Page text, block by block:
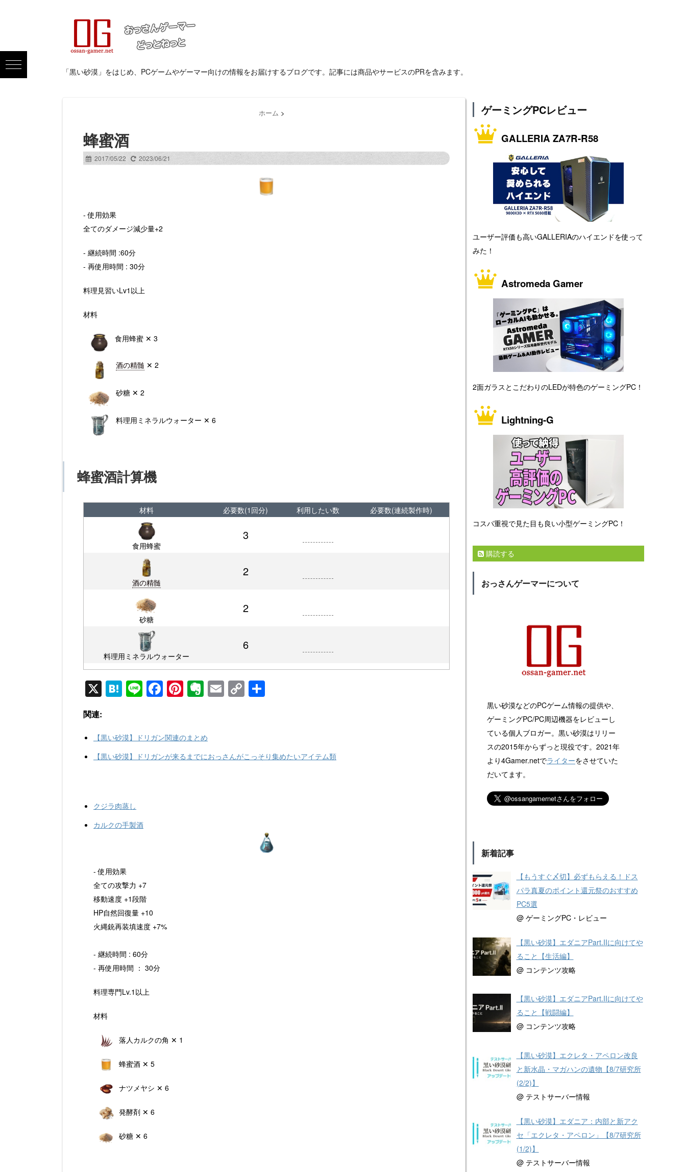
「黒い砂漠」をはじめ、PCゲームやゲーマー向けの情報をお届けするブログです。記事には商品やサービスのPRを含みます。
ホーム >
蜂蜜酒
2017/05/22 2023/06/21
- 使用効果
全てのダメージ減少量+2
- 継続時間 :60分
- 再使用時間 : 30分
料理見習いLv1以上
材料
食用蜂蜜 ✕ 3
酒の精髄 ✕ 2
砂糖 ✕ 2
料理用ミネラルウォーター ✕ 6
蜂蜜酒計算機
材料 必要数(1回分) 利用したい数 必要数(連続製作時)
食用蜂蜜
3
酒の精髄
2
砂糖
2
料理用ミネラルウォーター
6
X H
at
n
a
Li
n
F
a
e
b
Pi
nt
e
st
E
v
n
ot
E
m
C
o
Li
関連:
【黒い砂漠】ドリガン関連のまとめ
【黒い砂漠】ドリガンが来るまでにおっさんがこっそり集めたいアイテム類
クジラ肉蒸し
カルクの手製酒
- 使用効果
全ての攻撃力 +7
移動速度 +1段階
HP自然回復量 +10
火縄銃再装填速度 +7%
- 継続時間 : 60分
- 再使用時間 ： 30分
料理専門Lv.1以上
材料
落人カルクの角 ✕ 1
蜂蜜酒 ✕ 5
ナツメヤシ ✕ 6
発酵剤 ✕ 6
砂糖 ✕ 6
ゲーミングPCレビュー
GALLERIA ZA7R-R58
ユーザー評価も高いGALLERIAのハイエンドを使って
みた！
Astromeda Gamer
2面ガラスとこだわりのLEDが特色のゲーミングPC！
Lightning-G
コスパ重視で見た目も良い小型ゲーミングPC！
購読する
おっさんゲーマーについて
黒い砂漠などのPCゲーム情報の提供や、
ゲーミングPC/PC周辺機器をレビューし
ている個人ブロガー。黒い砂漠はリリー
スの2015年からずっと現役です。2021年
より4Gamer.netでライターをさせていた
だいてます。
新着記事
【もうすぐ〆切】必ずもらえる！ドス
パラ真夏のポイント還元祭のおすすめ
PC5選
@ ゲーミングPC・レビュー
【黒い砂漠】エダニアPart.IIに向けてや
ること【生活編】
@ コンテンツ攻略
【黒い砂漠】エダニアPart.IIに向けてや
ること【戦闘編】
@ コンテンツ攻略
【黒い砂漠】エクレタ・アペロン改良
と新水晶・マガハンの遺物【8/7研究所
(2/2)】
@ テストサーバー情報
【黒い砂漠】エダニア：内部と新アク
セ「エクレタ・アペロン」【8/7研究所
(1/2)】
@ テストサーバー情報